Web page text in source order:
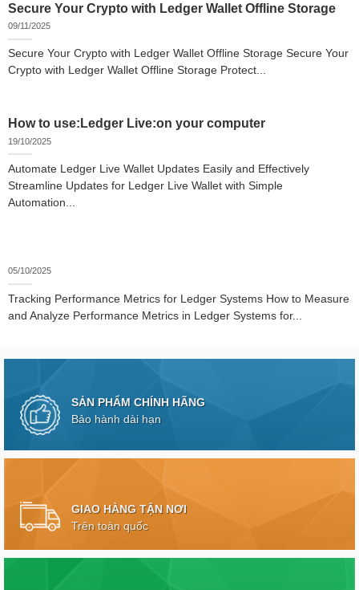
Secure Your Crypto with Ledger Wallet Offline Storage
09/11/2025
Secure Your Crypto with Ledger Wallet Offline Storage Secure Your
Crypto with Ledger Wallet Offline Storage Protect...
How to use:Ledger Live:on your computer
19/10/2025
Automate Ledger Live Wallet Updates Easily and Effectively
Streamline Updates for Ledger Live Wallet with Simple
Automation...
05/10/2025
Tracking Performance Metrics for Ledger Systems How to Measure
and Analyze Performance Metrics in Ledger Systems for...
SẢN PHẨM CHÍNH HÃNG
Bảo hành dài hạn
GIAO HÀNG TẬN NƠI
Trên toàn quốc